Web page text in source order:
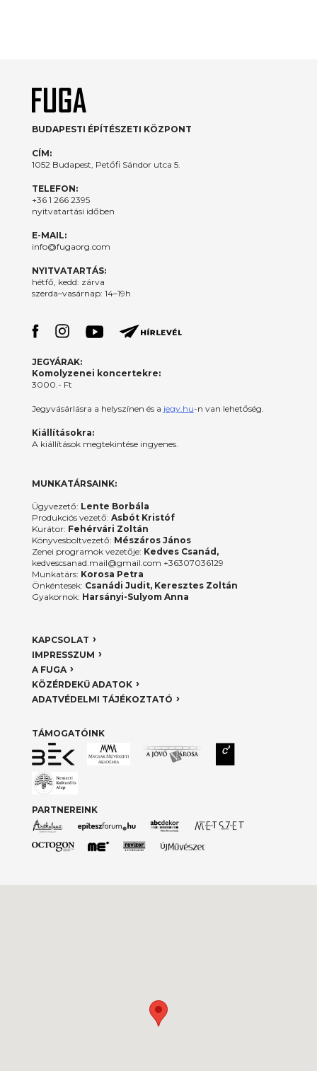
BUDAPESTI ÉPÍTÉSZETI KÖZPONT
CÍM:
1052 Budapest, Petőfi Sándor utca 5.
TELEFON:
+36 1 266 2395
nyitvatartási időben
E-MAIL:
info@fugaorg.com
NYITVATARTÁS:
hétfő, kedd: zárva
szerda–vasárnap: 14–19h
JEGYÁRAK:
Komolyzenei koncertekre:
3000.- Ft
Jegyvásárlásra a helyszínen és a jegy.hu-n van lehetőség.
Kiállításokra:
A kiállítások megtekintése ingyenes.
MUNKATÁRSAINK:
Ügyvezető: Lente Borbála
Produkciós vezető: Asbót Kristóf
Kurátor: Fehérvári Zoltán
Könyvesboltvezető: Mészáros János
Zenei programok vezetője: Kedves Csanád,
kedvescsanad.mail@gmail.com +36307036129
Munkatárs: Korosa Petra
Önkéntesek: Csanádi Judit, Keresztes Zoltán
Gyakornok: Harsányi-Sulyom Anna
KAPCSOLAT
IMPRESSZUM
A FUGA
KÖZÉRDEKŰ ADATOK
ADATVÉDELMI TÁJÉKOZTATÓ
TÁMOGATÓINK
PARTNEREINK